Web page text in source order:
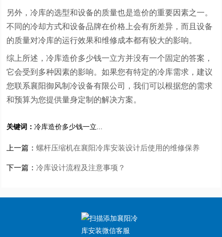
另外，冷库的选型和设备的质量也是造价的重要因素之一。
不同的冷却方式和设备品牌在价格上会有所差异，而且设备
的质量对冷库的运行效果和维修成本都有较大的影响。
综上所述，冷库造价多少钱一立方并没有一个固定的答案，
它会受到多种因素的影响。如果您有特定的冷库需求，建议
您联系襄阳御风制冷设备有限公司，我们可以根据您的需求
和预算为您提供量身定制的解决方案。
关键词： ​冷库造价多少钱一立...
上一篇： 螺杆压缩机在襄阳冷库安装设计后使用的维修保养
下一篇： 冷库设计流程及注意事项？